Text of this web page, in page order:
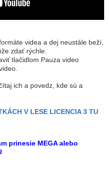
videa a dej neustále beží,
zdať rýchle.
tlačidlom Pauza video
ich a povedz, kde sú a
V LESE LICENCIA 3 TU
prinesie MEGA alebo